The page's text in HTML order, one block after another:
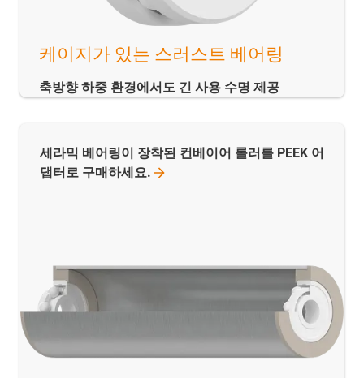
케이지가 있는 스러스트 베어링
축방향 하중 환경에서도 긴 사용 수명 제공
세라믹 베어링이 장착된 컨베이어 롤러를 PEEK 어
댑터로 구매하세요.